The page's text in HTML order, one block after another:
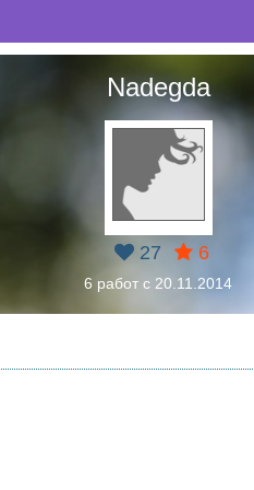
Nadegda
27 6
6 работ с 20.11.2014